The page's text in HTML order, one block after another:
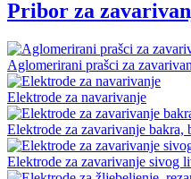
Pribor za
Aglomerirani prašci za
Elektrode za navarivanje
Elektrode za zavarivanje bakra,
Elektrode za zavarivanje sivog